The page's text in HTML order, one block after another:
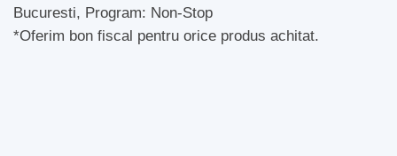
Bucuresti, Program: Non-Stop
*Oferim bon fiscal pentru orice produs achitat.